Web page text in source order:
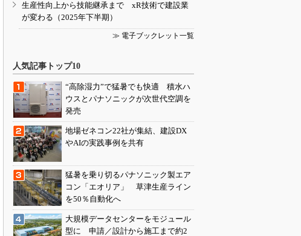
生産性向上から技能継承まで xR技術で建設業
が変わる（2025年下半期）
≫ 電子ブックレット一覧
人気記事トップ10
“高除湿力”で猛暑でも快適 積水ハ
ウスとパナソニックが次世代空調を
発売
地場ゼネコン22社が集結、建設DX
やAIの実践事例を共有
猛暑を乗り切るパナソニック製エア
コン「エオリア」 草津生産ライン
を50％自動化へ
大規模データセンターをモジュール
型に 申請／設計から施工まで約2